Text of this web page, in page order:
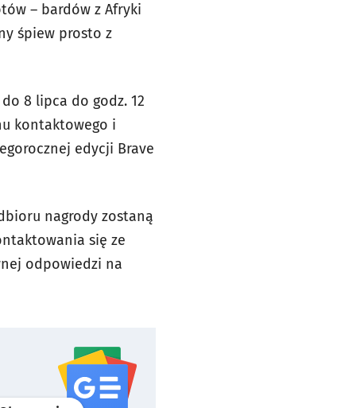
– bardów z Afryki
śpiew prosto z
8 lipca do godz. 12
kontaktowego i
edycji Brave
nagrody zostaną
się ze
odpowiedzi na